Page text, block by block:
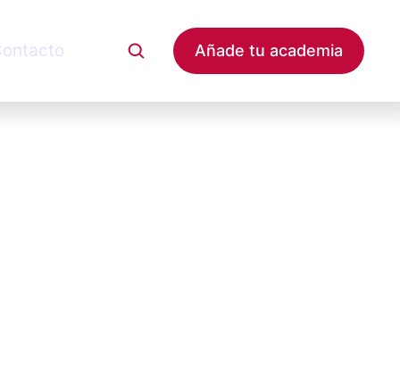
Añade tu academia